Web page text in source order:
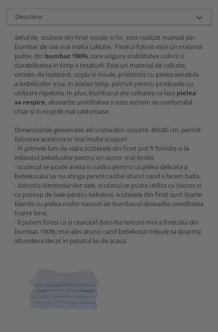
Descriere
Setul de scutece din finet moale si fin este realizat manual din
bumbac de cea mai inalta calitate. Finetul folosit este un material
pufos, din bumbac 100%, care asigura stabilitatea culorii si
durabilitatea in timp a tesaturii. Este un material de calitate,
extrem de rezistent, suplu si moale, prietenos cu pielea sensibila
a bebelusilor insa, in acelasi timp, potrivit pentru produsele cu
utilizare repetata. In plus, bumbacul are calitatea ca lasa pielea
sa respire, absoarbe umiditatea si este extrem de confortabil
chiar si in noptile mai calduroase.
Dimensiunile generoase ale scutecelor noastre 80x80 cm, permit
folosirea acestora in mai multe scopuri:
· in primele luni de viata scutecele din finet pot fi folosite si la
infasatul bebelusilor pentru un somn mai linistit
· scutecul se poate aseza in cadita pentru ca pielea delicata a
bebelusului sa nu atinga peretii caditei atunci cand ii facem baita.
· datorita dimensiunilor sale, scutecul se poate utiliza cu succes si
ca prosop de baie pentru bebelusi, scutecele din finet sunt foarte
blande cu pielea noilor nascuti iar bumbacul absoarbe umiditatea
foarte bine.
· il putem folosi ca si cearceaf datorita texturii moi a finetului din
bumbac 100%, mai ales atunci cand bebelusul trebuie sa doarma
altundeva decat in patutul lui de acasa.